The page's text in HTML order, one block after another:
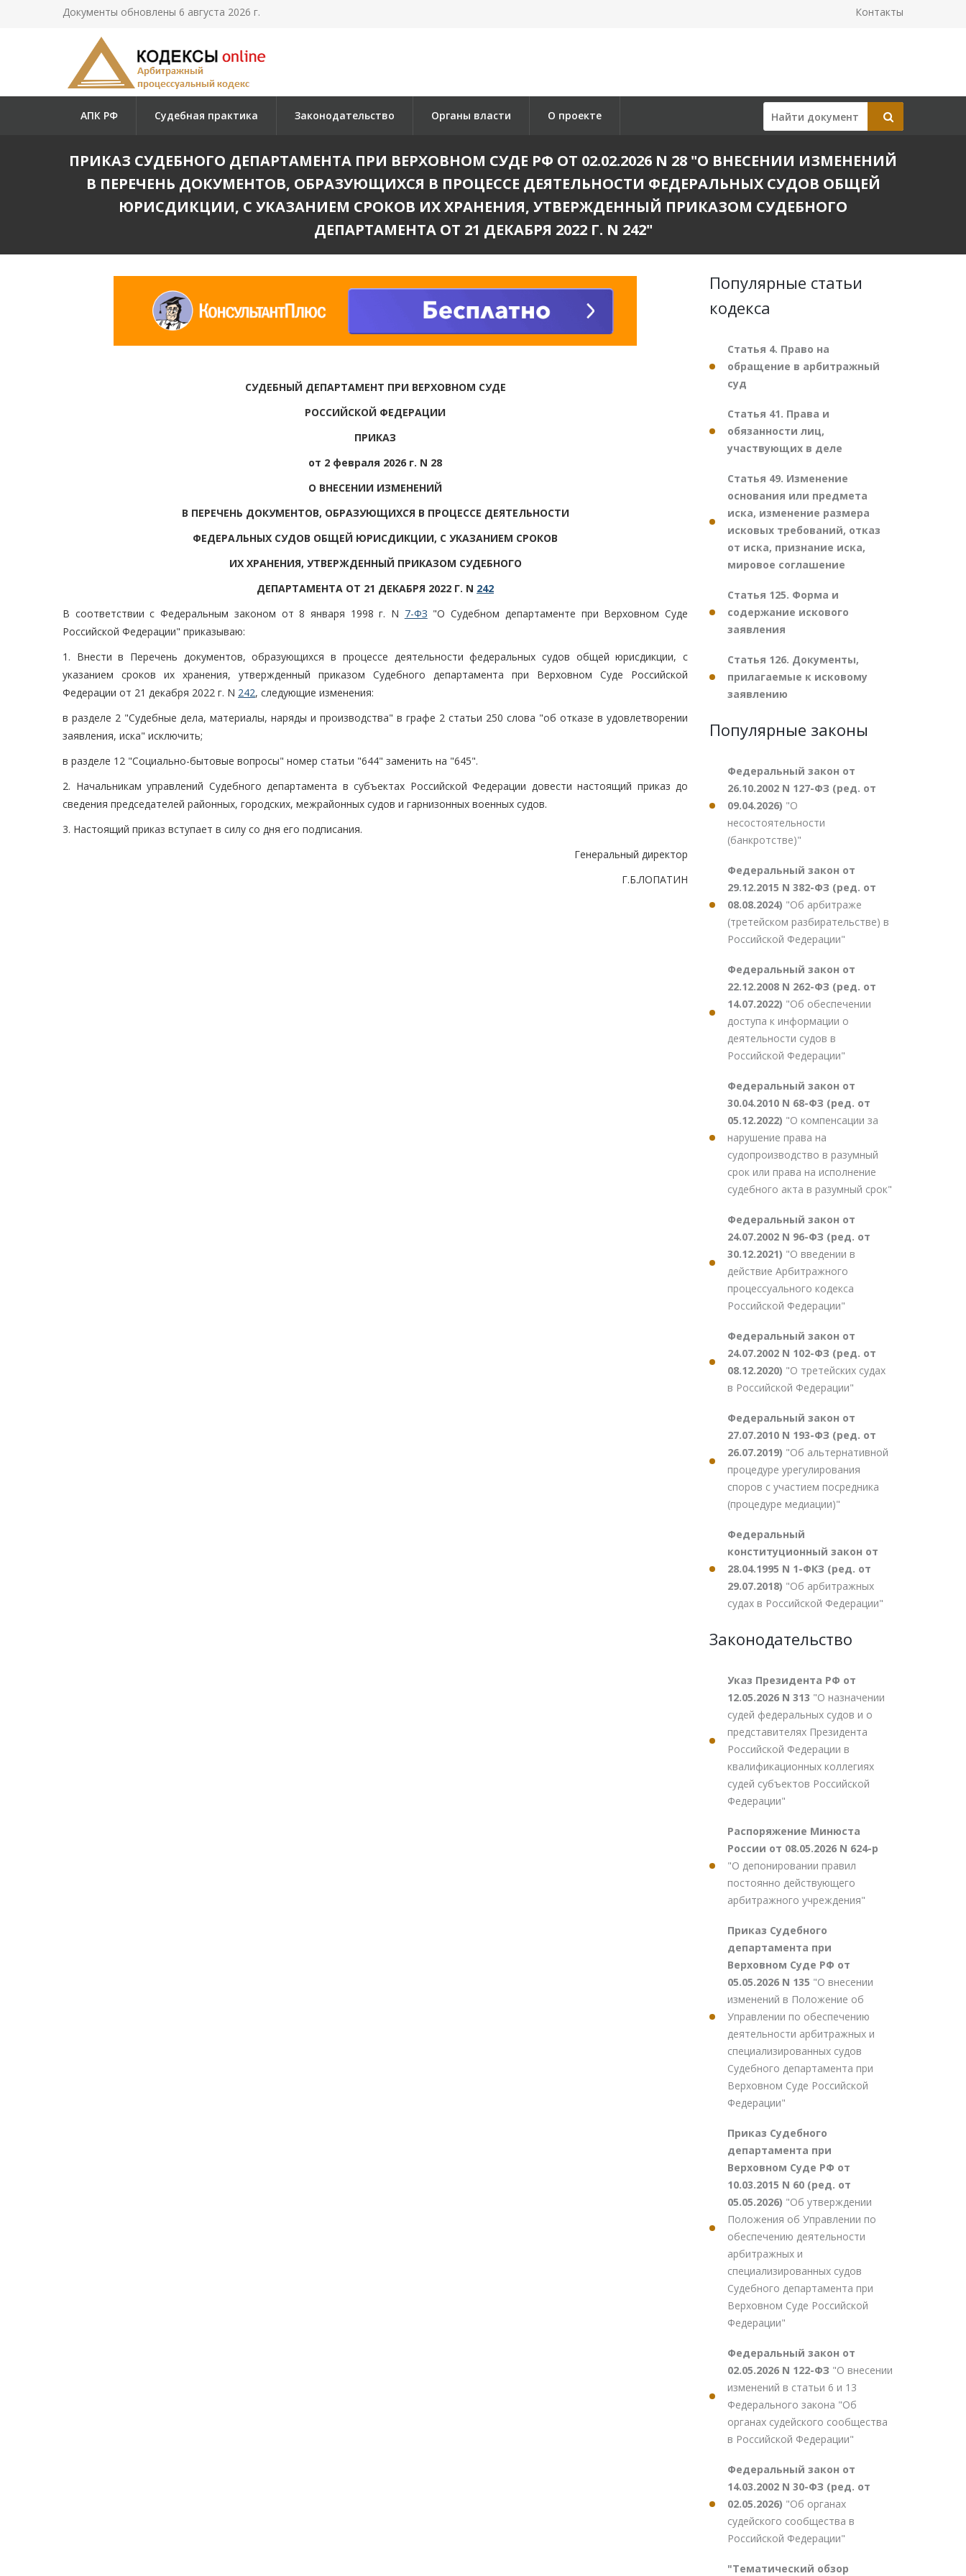
Документы обновлены 6 августа 2026 г. Контакты
АПК РФ Судебная практика Законодательство Органы власти О проекте
ПРИКАЗ СУДЕБНОГО ДЕПАРТАМЕНТА ПРИ ВЕРХОВНОМ СУДЕ РФ ОТ 02.02.2026 N 28 "О ВНЕСЕНИИ ИЗМЕНЕНИЙ
В ПЕРЕЧЕНЬ ДОКУМЕНТОВ, ОБРАЗУЮЩИХСЯ В ПРОЦЕССЕ ДЕЯТЕЛЬНОСТИ ФЕДЕРАЛЬНЫХ СУДОВ ОБЩЕЙ
ЮРИСДИКЦИИ, С УКАЗАНИЕМ СРОКОВ ИХ ХРАНЕНИЯ, УТВЕРЖДЕННЫЙ ПРИКАЗОМ СУДЕБНОГО
ДЕПАРТАМЕНТА ОТ 21 ДЕКАБРЯ 2022 Г. N 242"
СУДЕБНЫЙ ДЕПАРТАМЕНТ ПРИ ВЕРХОВНОМ СУДЕ
РОССИЙСКОЙ ФЕДЕРАЦИИ
ПРИКАЗ
от 2 февраля 2026 г. N 28
О ВНЕСЕНИИ ИЗМЕНЕНИЙ
В ПЕРЕЧЕНЬ ДОКУМЕНТОВ, ОБРАЗУЮЩИХСЯ В ПРОЦЕССЕ ДЕЯТЕЛЬНОСТИ
ФЕДЕРАЛЬНЫХ СУДОВ ОБЩЕЙ ЮРИСДИКЦИИ, С УКАЗАНИЕМ СРОКОВ
ИХ ХРАНЕНИЯ, УТВЕРЖДЕННЫЙ ПРИКАЗОМ СУДЕБНОГО
ДЕПАРТАМЕНТА ОТ 21 ДЕКАБРЯ 2022 Г. N 242
В соответствии с Федеральным законом от 8 января 1998 г. N 7-ФЗ "О Судебном департаменте при Верховном Суде
Российской Федерации" приказываю:
1. Внести в Перечень документов, образующихся в процессе деятельности федеральных судов общей юрисдикции, с
указанием сроков их хранения, утвержденный приказом Судебного департамента при Верховном Суде Российской
Федерации от 21 декабря 2022 г. N 242, следующие изменения:
в разделе 2 "Судебные дела, материалы, наряды и производства" в графе 2 статьи 250 слова "об отказе в удовлетворении
заявления, иска" исключить;
в разделе 12 "Социально-бытовые вопросы" номер статьи "644" заменить на "645".
2. Начальникам управлений Судебного департамента в субъектах Российской Федерации довести настоящий приказ до
сведения председателей районных, городских, межрайонных судов и гарнизонных военных судов.
3. Настоящий приказ вступает в силу со дня его подписания.
Генеральный директор
Г.Б.ЛОПАТИН
Популярные статьи
кодекса
Статья 4. Право на
обращение в арбитражный
суд
Статья 41. Права и
обязанности лиц,
участвующих в деле
Статья 49. Изменение
основания или предмета
иска, изменение размера
исковых требований, отказ
от иска, признание иска,
мировое соглашение
Статья 125. Форма и
содержание искового
заявления
Статья 126. Документы,
прилагаемые к исковому
заявлению
Популярные законы
Федеральный закон от
26.10.2002 N 127-ФЗ (ред. от
09.04.2026) "О
несостоятельности
(банкротстве)"
Федеральный закон от
29.12.2015 N 382-ФЗ (ред. от
08.08.2024) "Об арбитраже
(третейском разбирательстве) в
Российской Федерации"
Федеральный закон от
22.12.2008 N 262-ФЗ (ред. от
14.07.2022) "Об обеспечении
доступа к информации о
деятельности судов в
Российской Федерации"
Федеральный закон от
30.04.2010 N 68-ФЗ (ред. от
05.12.2022) "О компенсации за
нарушение права на
судопроизводство в разумный
срок или права на исполнение
судебного акта в разумный срок"
Федеральный закон от
24.07.2002 N 96-ФЗ (ред. от
30.12.2021) "О введении в
действие Арбитражного
процессуального кодекса
Российской Федерации"
Федеральный закон от
24.07.2002 N 102-ФЗ (ред. от
08.12.2020) "О третейских судах
в Российской Федерации"
Федеральный закон от
27.07.2010 N 193-ФЗ (ред. от
26.07.2019) "Об альтернативной
процедуре урегулирования
споров с участием посредника
(процедуре медиации)"
Федеральный
конституционный закон от
28.04.1995 N 1-ФКЗ (ред. от
29.07.2018) "Об арбитражных
судах в Российской Федерации"
Законодательство
Указ Президента РФ от
12.05.2026 N 313 "О назначении
судей федеральных судов и о
представителях Президента
Российской Федерации в
квалификационных коллегиях
судей субъектов Российской
Федерации"
Распоряжение Минюста
России от 08.05.2026 N 624-р
"О депонировании правил
постоянно действующего
арбитражного учреждения"
Приказ Судебного
департамента при
Верховном Суде РФ от
05.05.2026 N 135 "О внесении
изменений в Положение об
Управлении по обеспечению
деятельности арбитражных и
специализированных судов
Судебного департамента при
Верховном Суде Российской
Федерации"
Приказ Судебного
департамента при
Верховном Суде РФ от
10.03.2015 N 60 (ред. от
05.05.2026) "Об утверждении
Положения об Управлении по
обеспечению деятельности
арбитражных и
специализированных судов
Судебного департамента при
Верховном Суде Российской
Федерации"
Федеральный закон от
02.05.2026 N 122-ФЗ "О внесении
изменений в статьи 6 и 13
Федерального закона "Об
органах судейского сообщества
в Российской Федерации"
Федеральный закон от
14.03.2002 N 30-ФЗ (ред. от
02.05.2026) "Об органах
судейского сообщества в
Российской Федерации"
"Тематический обзор